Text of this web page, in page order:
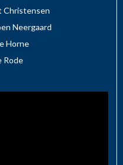
Christensen
Neergaard
Horne
Rode